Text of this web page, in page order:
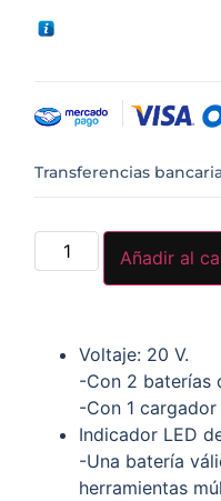
Transferencias
Añadir al
Voltaje: 20 V.
-Con 2 baterías
-Con 1 cargador
Indicador LED
-Una batería
herramientas